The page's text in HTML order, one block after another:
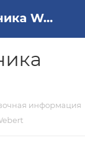
Сантехника Webert
информация